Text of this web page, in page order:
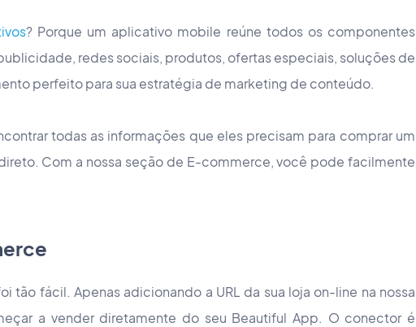
? Porque um aplicativo mobile reúne todos os componentes
redes sociais, produtos, ofertas especiais, soluções de
perfeito para sua estratégia de marketing de conteúdo.
todas as informações que eles precisam para comprar um
Com a nossa seção de E-commerce, você pode facilmente
tão fácil. Apenas adicionando a URL da sua loja on-line na nossa
a vender diretamente do seu Beautiful App. O conector é